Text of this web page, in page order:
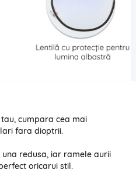
cumpara cea mai
fara dioptrii.
redusa, iar ramele aurii
oricarui stil.